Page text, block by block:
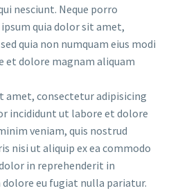
nesciunt. Neque porro
quia dolor sit amet,
quia non numquam eius modi
dolore magnam aliquam
amet, consectetur adipisicing
incididunt ut labore et dolore
veniam, quis nostrud
nisi ut aliquip ex ea commodo
in reprehenderit in
eu fugiat nulla pariatur.